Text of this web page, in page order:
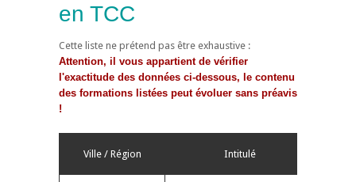
en TCC
Cette liste ne prétend pas être exhaustive :
Attention, il vous appartient de vérifier
l'exactitude des données ci-dessous, le contenu
des formations listées peut évoluer sans préavis
!
Ville / Région Intitulé